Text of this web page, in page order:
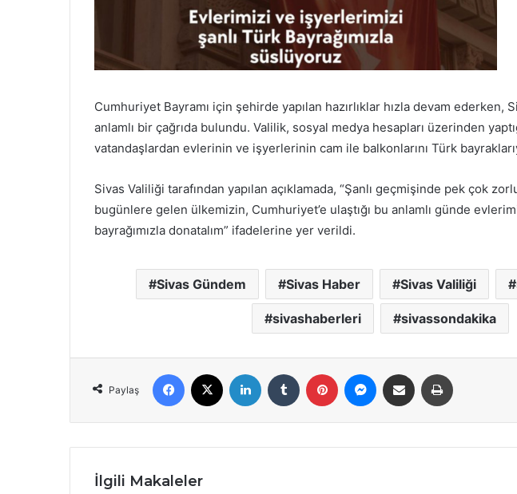
Cumhuriyet Bayramı için şehirde yapılan hazırlıklar hızla devam ederken,
anlamlı bir çağrıda bulundu. Valilik, sosyal medya hesapları üzerinden
vatandaşlardan evlerinin ve işyerlerinin cam ile balkonlarını Türk
Sivas Valiliği tarafından yapılan açıklamada, “Şanlı geçmişinde pek çok
bugünlere gelen ülkemizin, Cumhuriyet’e ulaştığı bu anlamlı günde
bayrağımızla donatalım” ifadelerine yer verildi.
Sivas Gündem Sivas Haber Sivas Valiliği
sivashaberleri sivassondakika
Paylaş
Facebook LinkedIn Tumblr Pinterest MessengerE-Posta ile paylaş
İlgili Makaleler